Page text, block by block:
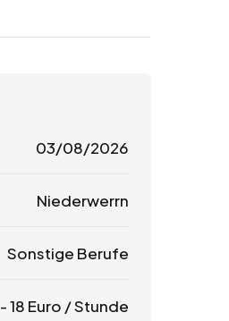
03/08/2026
Niederwerrn
Sonstige Berufe
-18 Euro / Stunde